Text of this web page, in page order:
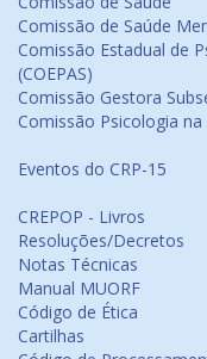
Comissão de Saúde
Comissão Estadual de
(COEPAS)
Comissão Gestora
Comissão Psicologia na
Eventos do CRP-15
CREPOP - Livros
Resoluções/Decretos
Notas Técnicas
Manual MUORF
Código de Ética
Cartilhas